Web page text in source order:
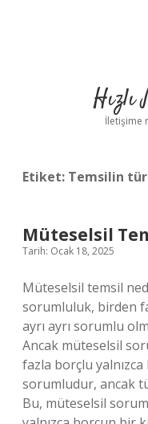
Hızlı
İletişime
Etiket: Temsilin
Müteselsil
Tarih: Ocak 18, 2025
Müteselsil temsil
sorumluluk, birden
ayrı ayrı sorumlu
Ancak müteselsil
fazla borçlu
sorumludur, ancak
Bu, müteselsil